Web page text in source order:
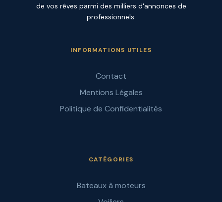
de vos rêves parmi des milliers d'annonces de
professionnels.
INFORMATIONS UTILES
Contact
Mentions Légales
Politique de Confidentialités
CATÉGORIES
Bateaux à moteurs